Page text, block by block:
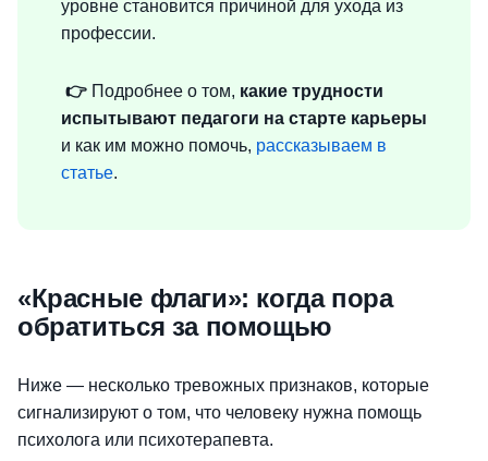
уровне становится причиной для ухода из
профессии.
👉 Подробнее о том, какие трудности
испытывают педагоги на старте карьеры
и как им можно помочь, рассказываем в
статье.
«Красные флаги»: когда пора
обратиться за помощью
Ниже — несколько тревожных признаков, которые
сигнализируют о том, что человеку нужна помощь
психолога или психотерапевта.